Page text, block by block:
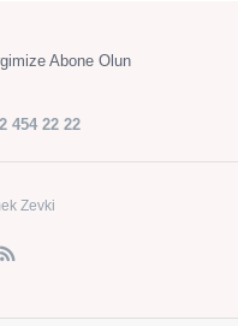
Abone Olun
454 22 22
Zevki